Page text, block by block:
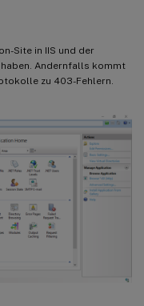
Site in IIS und der
Andernfalls kommt
zu 403-Fehlern.